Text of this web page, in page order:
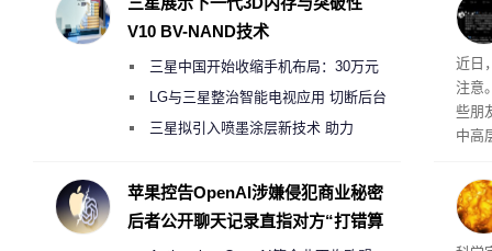
近日
注意
些朋
中高
V10 BV-NAND技术
三星中国开始收缩手机布局：30万元
月销售额不达标门店 将被逐步清退
LG与三星整治智能电视应用 切断后台
偷偷共享带宽的违规行为
三星拟引入喷墨涂层新技术 助力
度
苹果控告OpenAI涉嫌侵犯商业秘密
后者公开聊天记录直指对方“打错算